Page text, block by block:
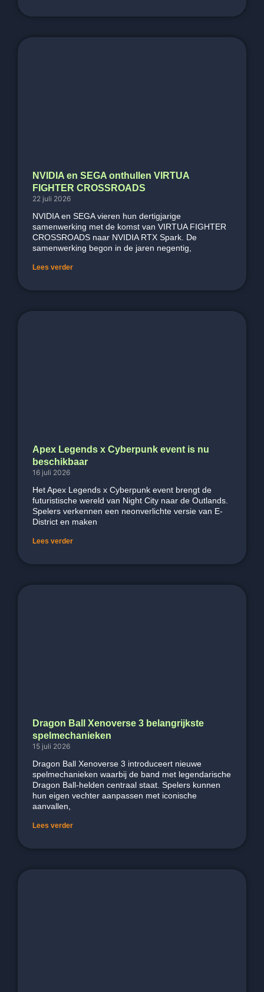
NVIDIA en SEGA onthullen VIRTUA
FIGHTER CROSSROADS
22 juli 2026
NVIDIA en SEGA vieren hun dertigjarige
samenwerking met de komst van VIRTUA FIGHTER
CROSSROADS naar NVIDIA RTX Spark. De
samenwerking begon in de jaren negentig,
Lees verder
Apex Legends x Cyberpunk event is nu
beschikbaar
16 juli 2026
Het Apex Legends x Cyberpunk event brengt de
futuristische wereld van Night City naar de Outlands.
Spelers verkennen een neonverlichte versie van E-
District en maken
Lees verder
Dragon Ball Xenoverse 3 belangrijkste
spelmechanieken
15 juli 2026
Dragon Ball Xenoverse 3 introduceert nieuwe
spelmechanieken waarbij de band met legendarische
Dragon Ball-helden centraal staat. Spelers kunnen
hun eigen vechter aanpassen met iconische
aanvallen,
Lees verder